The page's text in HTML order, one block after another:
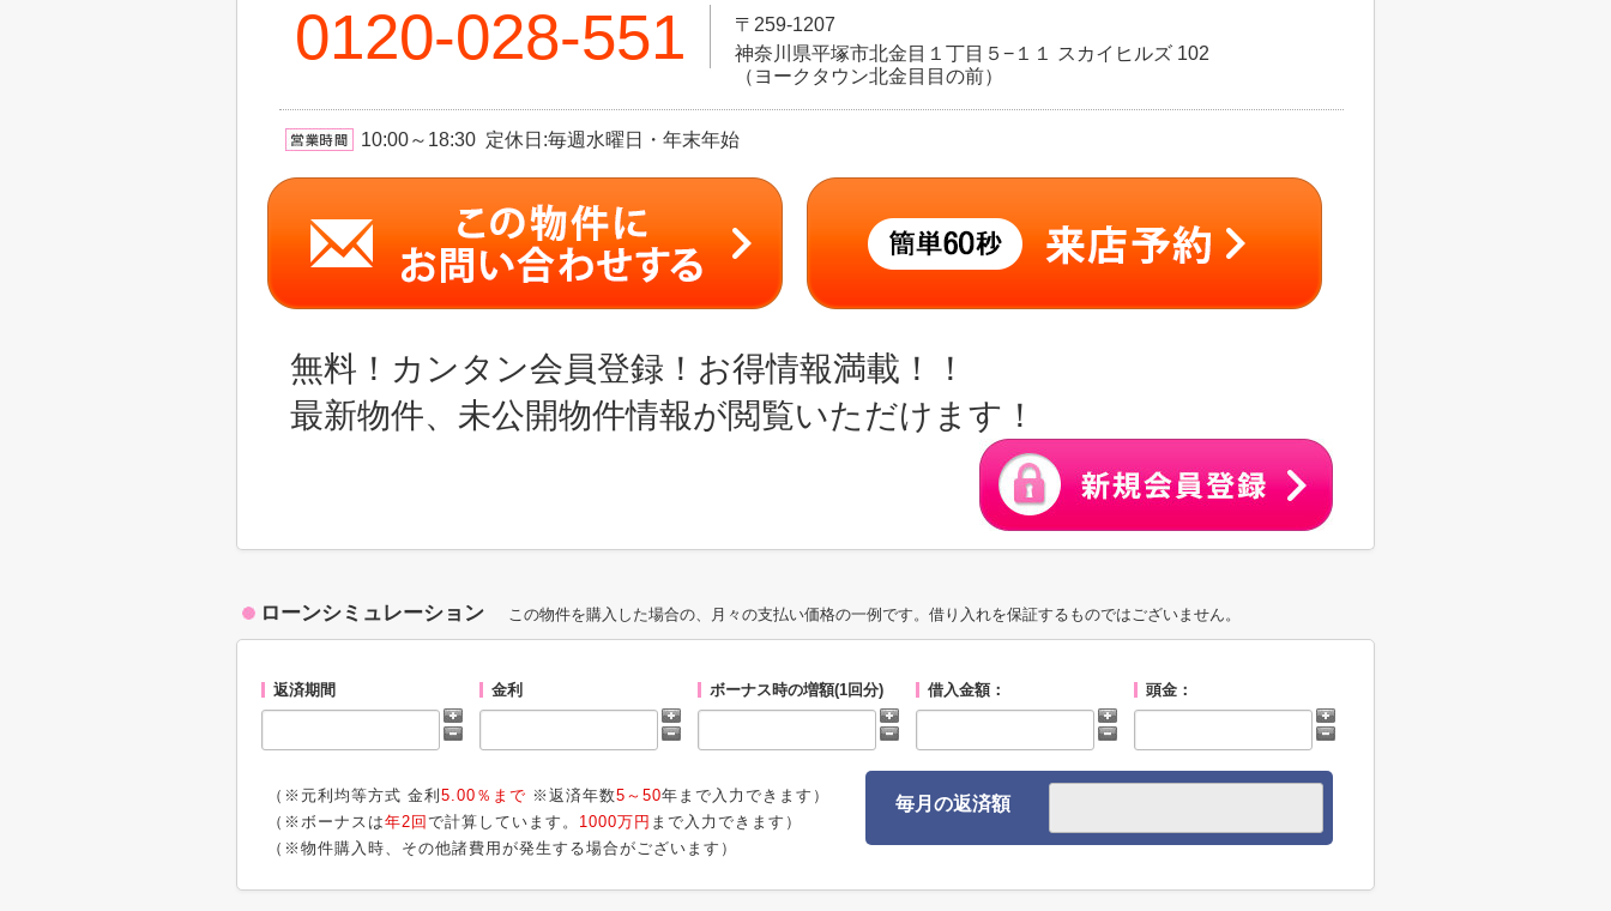
0120-028-551
〒259-1207
神奈川県平塚市北金目１丁目５−１１ スカイヒルズ 102
（ヨークタウン北金目目の前）
10:00～18:30 定休日:毎週水曜日・年末年始
無料！カンタン会員登録！お得情報満載！！
最新物件、未公開物件情報が閲覧いただけます！
ローンシミュレーション この物件を購入した場合の、月々の支払い価格の一例です。借り入れを保証するものではございません。
返済期間 金利 ボーナス時の増額(1回分) 借入金額： 頭金：
（※元利均等方式 金利 5.00％まで ※返済年数5～50年まで入力できます）
（※ボーナスは年2回 で計算しています。 1000万円 まで入力できます）
（※物件購入時、その他諸費用が発生する場合がございます）
毎月の返済額